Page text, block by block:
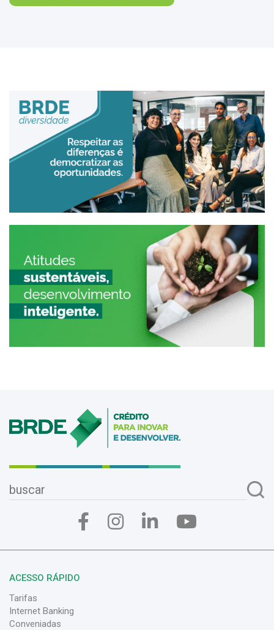
ACESSO RÁPIDO
Tarifas
Internet Banking
Conveniadas